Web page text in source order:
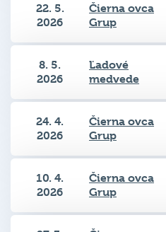
22. 5.
2026
Čierna ovca
Grup
8. 5.
2026
Ľadové
medvede
24. 4.
2026
Čierna ovca
Grup
10. 4.
2026
Čierna ovca
Grup